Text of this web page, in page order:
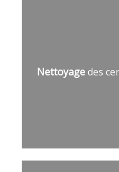
Nettoyagedes